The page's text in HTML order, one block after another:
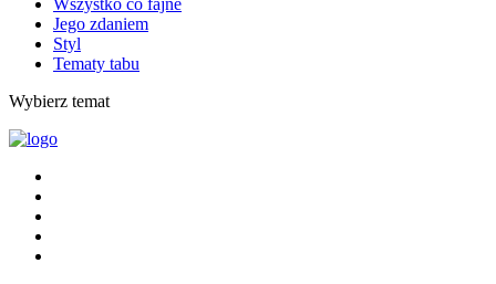
Wszystko co fajne
Jego zdaniem
Styl
Tematy tabu
Wybierz temat